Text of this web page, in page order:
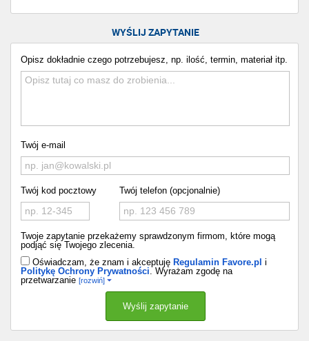
WYŚLIJ ZAPYTANIE
Opisz dokładnie czego potrzebujesz, np. ilość, termin, materiał itp.
Twój e-mail
Twój kod pocztowy Twój telefon (opcjonalnie)
Twoje zapytanie przekażemy sprawdzonym firmom, które mogą
podjąć się Twojego zlecenia.
Oświadczam, że znam i akceptuję Regulamin Favore.pl i
Politykę Ochrony Prywatności . Wyrażam zgodę na
przetwarzanie [rozwiń]